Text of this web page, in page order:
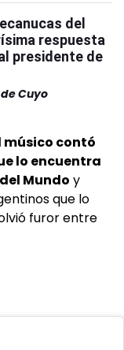
del
respuesta
presidente de
Cuyo
músico contó
lo encuentra
Mundo y
que lo
furor entre